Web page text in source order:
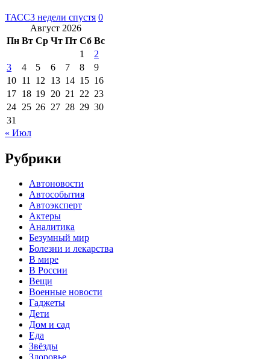
ТАСС3 недели спустя 0
Август 2026
Пн Вт Ср Чт Пт Сб Вс
1
2
3
4 5 6 7 8
9
10 11 12 13 14 15 16
17 18 19 20 21 22 23
24 25 26 27 28 29 30
31
« Июл
Рубрики
Автоновости
Автособытия
Автоэксперт
Актеры
Аналитика
Безумный мир
Болезни и лекарства
В мире
В России
Вещи
Военные новости
Гаджеты
Дети
Дом и сад
Еда
Звёзды